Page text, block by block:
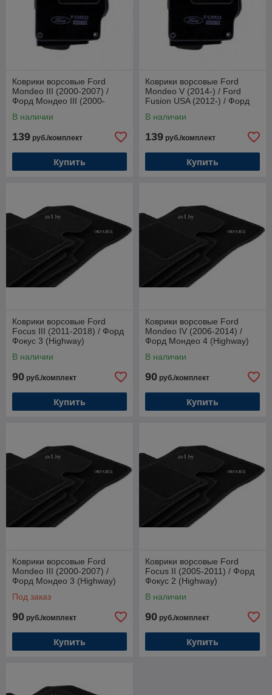
Коврики ворсовые Ford
Mondeo III (2000-2007) /
Форд Мондео III (2000-
В наличии
139 руб./комплект
Купить
Коврики ворсовые Ford
Mondeo V (2014-) / Ford
Fusion USA (2012-) / Форд
(Duomat)
В наличии
139 руб./комплект
Купить
Коврики ворсовые Ford
Focus III (2011-2018) / Форд
Фокус 3 (Highway)
В наличии
90 руб./комплект
Купить
Коврики ворсовые Ford
Mondeo IV (2006-2014) /
Форд Мондео 4 (Highway)
В наличии
90 руб./комплект
Купить
Коврики ворсовые Ford
Mondeo III (2000-2007) /
Форд Мондео 3 (Highway)
Под заказ
90 руб./комплект
Купить
Коврики ворсовые Ford
Focus II (2005-2011) / Форд
Фокус 2 (Highway)
В наличии
90 руб./комплект
Купить